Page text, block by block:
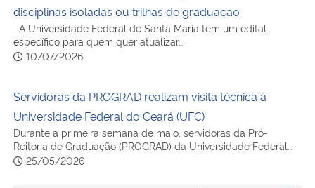
disciplinas isoladas ou trilhas de graduação
A Universidade Federal de Santa Maria tem um edital
específico para quem quer atualizar…
10/07/2026
Servidoras da PROGRAD realizam visita técnica à
Universidade Federal do Ceará (UFC)
Durante a primeira semana de maio, servidoras da Pró-
Reitoria de Graduação (PROGRAD) da Universidade Federal…
25/05/2026